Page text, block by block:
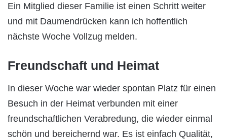
Ein Mitglied dieser Familie ist einen Schritt weiter
und mit Daumendrücken kann ich hoffentlich
nächste Woche Vollzug melden.
Freundschaft und Heimat
In dieser Woche war wieder spontan Platz für einen
Besuch in der Heimat verbunden mit einer
freundschaftlichen Verabredung, die wieder einmal
schön und bereichernd war. Es ist einfach Qualität,